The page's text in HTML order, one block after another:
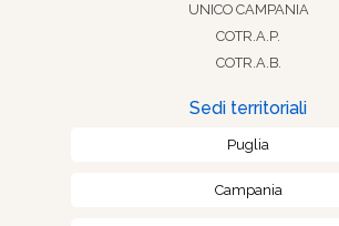
UNICO CAMPANIA
COTR.A.P.
COTR.A.B.
Sedi territoriali
Puglia
Campania